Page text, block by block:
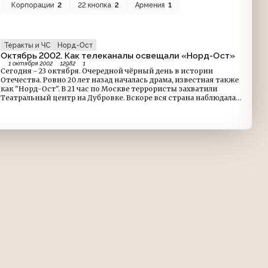
Корпорации 2 22 кнопка 2 Армения 1
Теракты и ЧС Норд-Ост
Октябрь 2002. Как телеканалы освещали «Норд-Ост»
1 октября 2002 12982 1
Сегодня - 23 октября. Очередной чёрный день в истории
Отечества. Ровно 20 лет назад началась драма, известная также
как "Норд-Ост". В 21 час по Москве террористы захватили
Театральный центр на Дубровке. Вскоре вся страна наблюдала